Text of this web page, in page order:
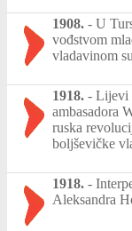
1908. - U
vođstvom
vladavinom
1918. - Lijevi
ambasadora
ruska
boljševičke
1918. -
Aleksandra